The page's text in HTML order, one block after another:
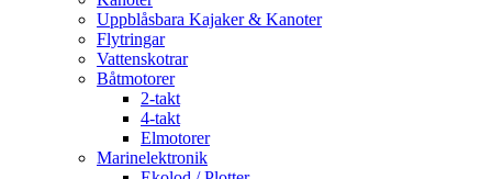
Uppblåsbara Kajaker & Kanoter
Flytringar
Vattenskotrar
Båtmotorer
2-takt
4-takt
Elmotorer
Marinelektronik